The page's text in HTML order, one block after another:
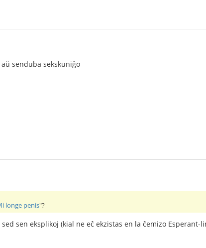
senduba sekskuniĝo
longe penis"?
sen eksplikoj (kial ne eĉ ekzistas en la ĉemizo Esperant-